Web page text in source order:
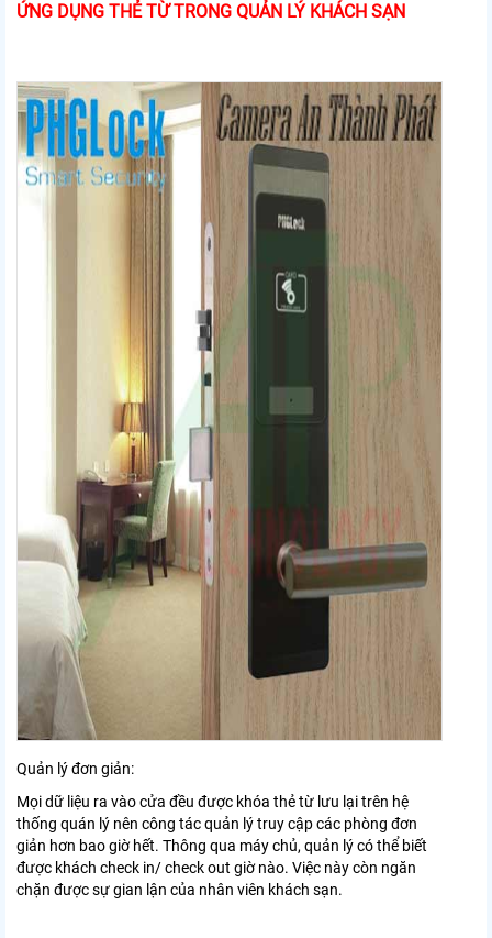
ỨNG DỤNG THẺ TỪ TRONG QUẢN LÝ KHÁCH SẠN
Quản lý đơn giản:
Mọi dữ liệu ra vào cửa đều được khóa thẻ từ lưu lại trên hệ
thống quán lý nên công tác quản lý truy cập các phòng đơn
giản hơn bao giờ hết. Thông qua máy chủ, quản lý có thể biết
được khách check in/ check out giờ nào. Việc này còn ngăn
chặn được sự gian lận của nhân viên khách sạn.